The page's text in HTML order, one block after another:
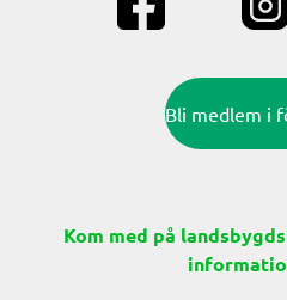
Bli medlem i
Kom med på